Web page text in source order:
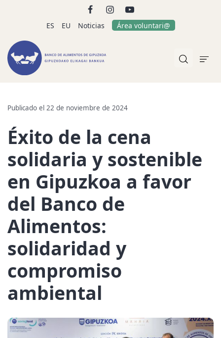
ES EU Noticias Área voluntari@
Publicado el 22 de noviembre de 2024
Éxito de la cena
solidaria y sostenible
en Gipuzkoa a favor
del Banco de
Alimentos:
solidaridad y
compromiso
ambiental